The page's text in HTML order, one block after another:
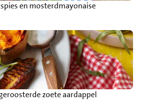
en mosterdmayonaise
zoete aardappel